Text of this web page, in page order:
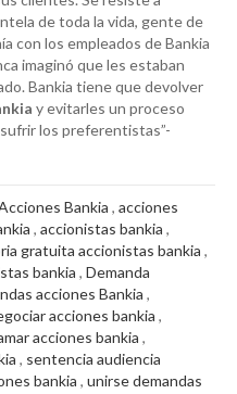
de toda la vida, gente de
con los empleados de Bankia
imaginó que les estaban
Bankia tiene que devolver
y evitarles un proceso
los preferentistas”-
Bankia , acciones
, accionistas bankia ,
gratuita accionistas bankia ,
bankia , Demanda
acciones Bankia ,
acciones bankia ,
acciones bankia ,
, sentencia audiencia
bankia , unirse demandas